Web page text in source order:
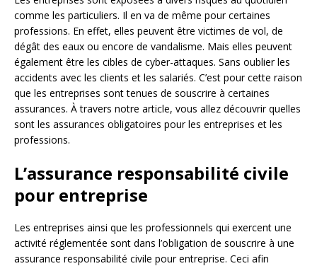
comme les particuliers. Il en va de même pour certaines
professions. En effet, elles peuvent être victimes de vol, de
dégât des eaux ou encore de vandalisme. Mais elles peuvent
également être les cibles de cyber-attaques. Sans oublier les
accidents avec les clients et les salariés. C’est pour cette raison
que les entreprises sont tenues de souscrire à certaines
assurances. À travers notre article, vous allez découvrir quelles
sont les assurances obligatoires pour les entreprises et les
professions.
L’assurance responsabilité civile
pour entreprise
Les entreprises ainsi que les professionnels qui exercent une
activité réglementée sont dans l’obligation de souscrire à une
assurance responsabilité civile pour entreprise. Ceci afin